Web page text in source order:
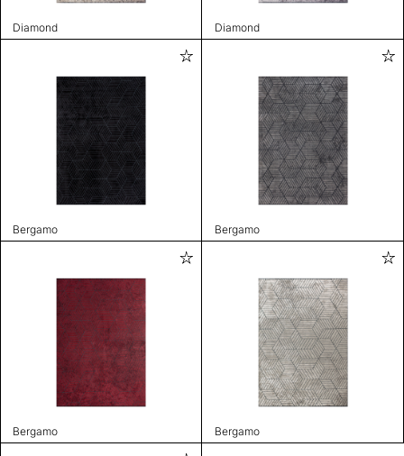
Diamond Diamond
Bergamo Bergamo
Bergamo Bergamo